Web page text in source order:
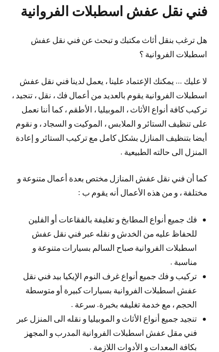
فني نقل عفش اسطبلات الفروانية
هل ترغب بنقل أثاث مكتبك و تبحث عن فني نقل عفش
اسطبلات الفروانية ؟
لا عليك … يمكنك الإعتماد علينا ، يعمل لدينا فني نقل عفش
اسطبلات الفروانية يقوم بالعديد من أعمال فك ، نقل ، تنجيد ،
تركيب كافة أنواع الأثاث ، الموبيليا ، الأطقم ، كما أننا نعمل
على تنظيف الستائر و الملابس ، الموكيت و السجاد ، و نقوم
أيضا بتنظيف المنازل بشكل كامل مع تركيب الستائر و إعادة
المنزل الى حالته الطبيعية .
كما أن فني نقل عفش المنازل مختص بعدة أعمال متنوعة و
مختلفة ، و من هذه الأعمال أنه يقوم ب :
فك جميع أنواع المطابخ و تغليفة بالفقاعات أو الفلين
للحفاظ عليه من الخدش و نقله عبر فني نقل عفش
اسطبلات الفروانية صباح السالم بسيارات متنوعة و
مناسبة .
تركيب و فك جميع أنواع غرف النوم الإيكيا بيد فني نقل
عفش اسطبلات الفروانية بسيارات كبيرة أو متوسطة
الحجم ، مع خدمة تغليفه بخبرة. سرعة .
تنجيد جميع أنواع الأثاث و الموبيليا و نقله الى المنزل عبر
فني مقل عفش اسطبلات الفروانية المدرب و المجهز
بكافة المعدات و الأدوات اللازمة .